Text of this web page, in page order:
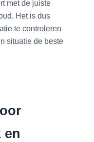
met de juiste
Het is dus
te controleren
situatie de beste
en